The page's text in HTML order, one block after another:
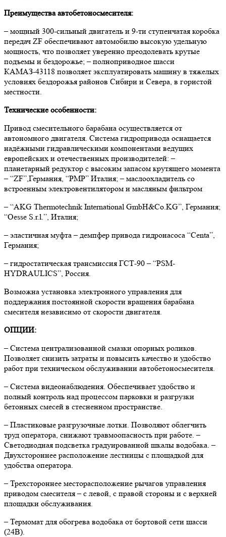
Преимущества автобетоносмесителя:
– мощный 300-сильный двигатель и 9-ти ступенчатая коробка
передач ZF обеспечивают автомобилю высокую удельную
мощность, что позволяет уверенно преодолевать крутые
подъемы и бездорожье; – полноприводное шасси
КАМАЗ-43118 позволяет эксплуатировать машину в тяжелых
условиях бездорожья районов Сибири и Севера, в гористой
местности.
Технические особенности:
Привод смесительного барабана осуществляется от
автономного двигателя. Система гидропривода оснащается
надёжными гидравлическими компонентами ведущих
европейских и отечественных производителей: –
планетарный редуктор с высоким запасом крутящего момента
– “ZF”,Германия, “РМР” Италия; – маслоохладитель со
встроенным электровентилятором и масляным фильтром
– “AKG Thermotechnik International GmbH&Co.KG”, Германия;
“Oesse S.r.l.”, Италия;
– эластичная муфта – демпфер привода гидронасоса “Centa”,
Германия;
– гидростатическая трансмиссия ГСТ-90 – “PSM-
HYDRAULICS”, Россия.
Возможна установка электронного управления для
поддержания постоянной скорости вращения барабана
смесителя независимо от скорости двигателя.
ОПЦИИ:
– Система централизованной смазки опорных роликов.
Позволяет снизить затраты и повысить качество и удобство
работ при техническом обслуживании автобетоносмесителя.
– Система видеонаблюдения. Обеспечивает удобство и
полный контроль над процессом парковки и разгрузки
бетонных смесей в стесненном пространстве.
– Пластиковые разгрузочные лотки. Позволяют облегчить
труд оператора, снижают травмоопасность при работе. –
Светодиодная подсветка градуированной шкалы водобака. –
Двухстороннее расположение лестницы с площадкой для
удобства оператора.
– Трехстороннее месторасположение рычагов управления
приводом смесителя – с левой, с правой стороны и с верхней
площадки обслуживания.
– Термомат для обогрева водобака от бортовой сети шасси
(24В).